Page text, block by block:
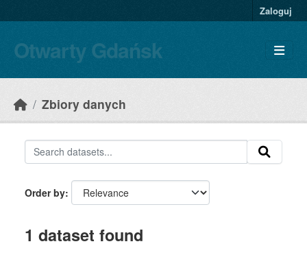
Zaloguj
Otwarty Gdańsk
Zbiory danych
Order by
1 dataset found